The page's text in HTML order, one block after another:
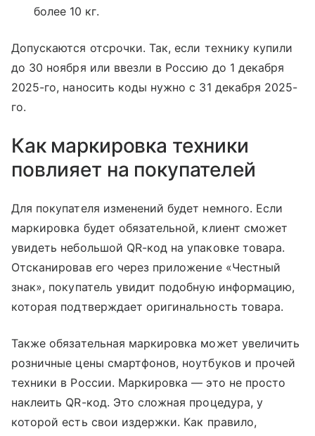
более 10 кг.
Допускаются отсрочки. Так, если технику купили
до 30 ноября или ввезли в Россию до 1 декабря
2025-го, наносить коды нужно с 31 декабря 2025-
го.
Как маркировка техники
повлияет на покупателей
Для покупателя изменений будет немного. Если
маркировка будет обязательной, клиент сможет
увидеть небольшой QR-код на упаковке товара.
Отсканировав его через приложение «Честный
знак», покупатель увидит подобную информацию,
которая подтверждает оригинальность товара.
Также обязательная маркировка может увеличить
розничные цены смартфонов, ноутбуков и прочей
техники в России. Маркировка — это не просто
наклеить QR-код. Это сложная процедура, у
которой есть свои издержки. Как правило,